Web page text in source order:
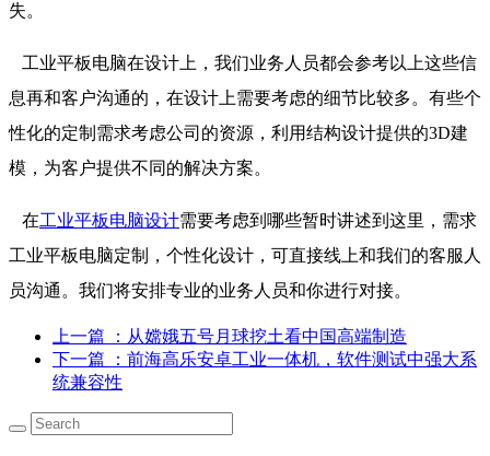
失。
工业平板电脑在设计上，我们业务人员都会参考以上这些信
息再和客户沟通的，在设计上需要考虑的细节比较多。有些个
性化的定制需求考虑公司的资源，利用结构设计提供的3D建
模，为客户提供不同的解决方案。
在工业平板电脑设计需要考虑到哪些暂时讲述到这里，需求
工业平板电脑定制，个性化设计，可直接线上和我们的客服人
员沟通。我们将安排专业的业务人员和你进行对接。
上一篇
：从嫦娥五号月球挖土看中国高端制造
下一篇
：前海高乐安卓工业一体机，软件测试中强大系
统兼容性